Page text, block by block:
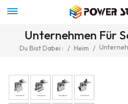
Unternehmen Für
Du Bist Dabei : / Heim /